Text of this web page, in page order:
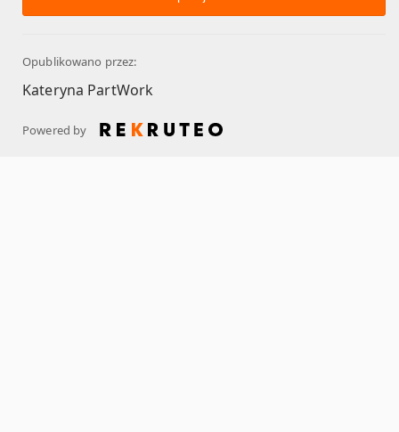
Opublikowano przez:
Kateryna PartWork
Powered by